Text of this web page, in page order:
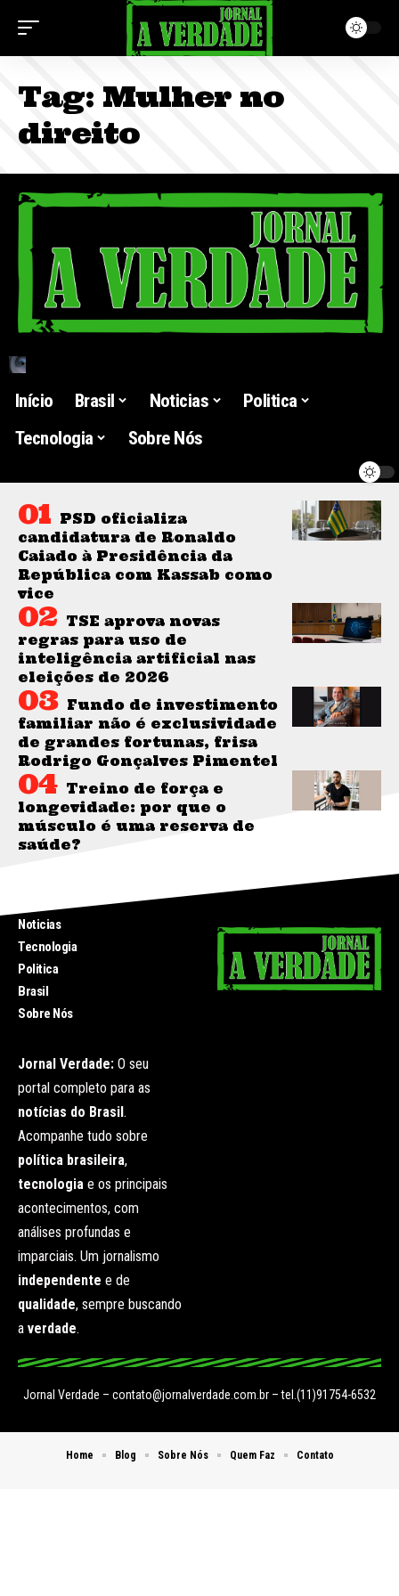
Tag: Mulher no
direito
Início Brasil Noticias
Politica
Tecnologia
Sobre Nós
PSD oficializa
candidatura de Ronaldo
Caiado à Presidência da
República com Kassab como
vice
TSE aprova novas
regras para uso de
inteligência artificial nas
eleições de 2026
Fundo de investimento
familiar não é exclusividade
de grandes fortunas, frisa
Rodrigo Gonçalves Pimentel
Treino de força e
longevidade: por que o
músculo é uma reserva de
saúde?
Noticias
Tecnologia
Politica
Brasil
Sobre Nós
Jornal Verdade: O seu
portal completo para as
notícias do Brasil .
Acompanhe tudo sobre
política brasileira,
tecnologia e os principais
acontecimentos, com
análises profundas e
imparciais. Um jornalismo
independente e de
qualidade, sempre buscando
a verdade.
Jornal Verdade – contato@jornalverdade.com.br – tel.(11)91754-6532
Home Blog Sobre Nós Quem Faz Contato